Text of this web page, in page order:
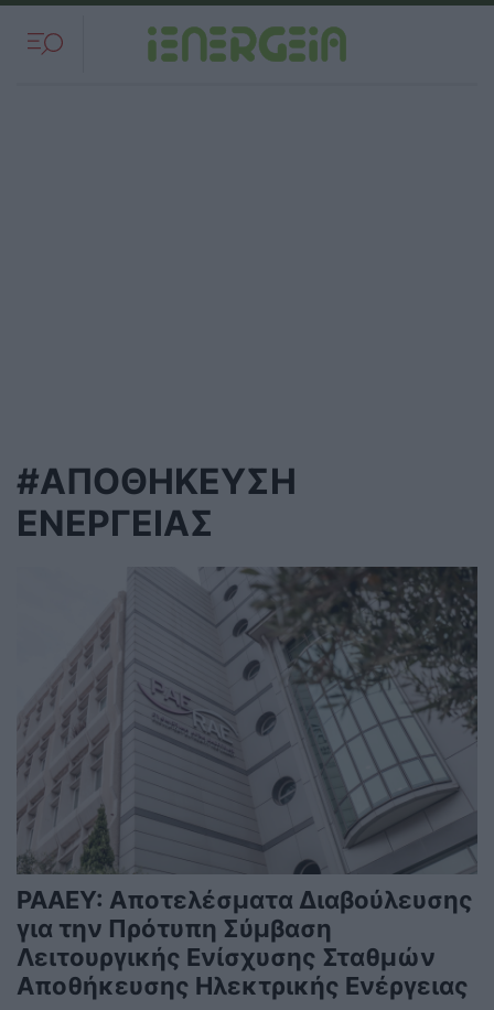
#ΑΠΟΘΗΚΕΥΣΗ
ΕΝΕΡΓΕΙΑΣ
ΡΑΑΕΥ: Αποτελέσματα Διαβούλευσης
για την Πρότυπη Σύμβαση
Λειτουργικής Ενίσχυσης Σταθμών
Αποθήκευσης Ηλεκτρικής Ενέργειας